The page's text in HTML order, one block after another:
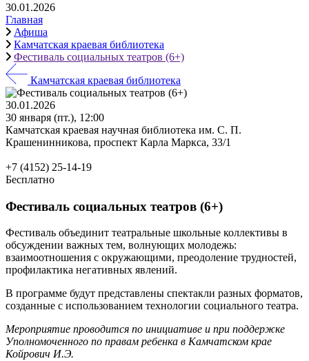
30.01.2026
Главная
Афиша
Камчатская краевая библиотека
Фестиваль социальных театров (6+)
Камчатская краевая библиотека
30.01.2026
30 января (пт.), 12:00
Камчатская краевая научная библиотека им. С. П.
Крашенинникова, проспект Карла Маркса, 33/1
+7 (4152) 25-14-19
Бесплатно
Фестиваль социальных театров (6+)
Фестиваль объединит театральные школьные коллективы в
обсуждении важных тем, волнующих молодежь:
взаимоотношения с окружающими, преодоление трудностей,
профилактика негативных явлений.
В программе будут представлены спектакли разных форматов,
созданные с использованием технологии социального театра.
Мероприятие проводится по инициативе и при поддержке
Уполномоченного по правам ребенка в Камчатском крае
Койрович И.Э.